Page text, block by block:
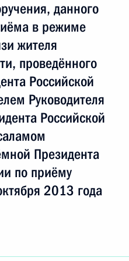
данного
в режиме
жителя
проведённого
Российской
Руководителя
Российской
Президента
по приёму
2013 года